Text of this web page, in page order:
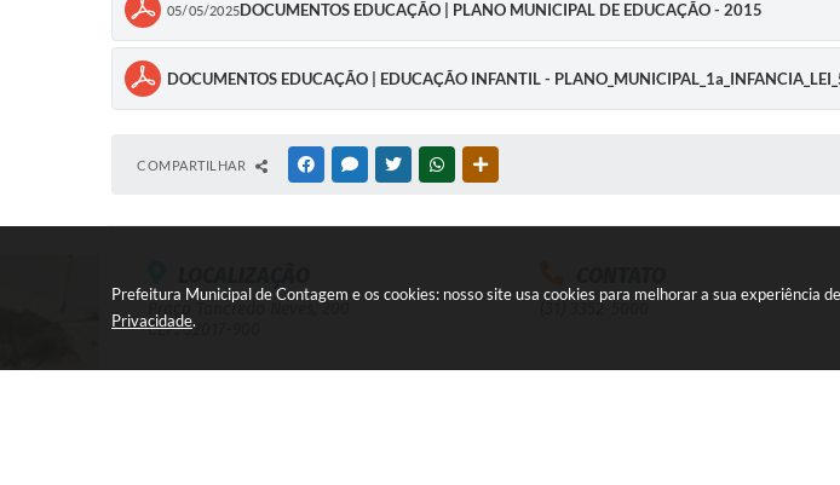
Prefeitura Municipal de Contagem e os cookies: nosso site usa cookies para melhorar a sua experiência
Privacidade.
05/05/2025DOCUMENTOS EDUCAÇÃO | PLANO MUNICIPAL DE EDUCAÇÃO - 2015
DOCUMENTOS EDUCAÇÃO | EDUCAÇÃO INFANTIL -
COMPARTILHAR FACEBOOKMESSENGER
TWITTERWHATSAPP
Praça Tancredo Neves, 200
CEP: 32017-900
(31) 3352-5000